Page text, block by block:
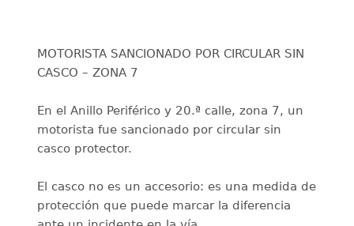
MOTORISTA SANCIONADO POR CIRCULAR SIN
CASCO – ZONA 7
En el Anillo Periférico y 20.ª calle, zona 7, un
motorista fue sancionado por circular sin
casco protector.
El casco no es un accesorio: es una medida de
protección que puede marcar la diferencia